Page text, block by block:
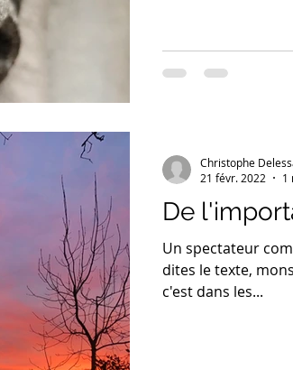
De
Un spectateur
dites le texte,
c'est dans les...
Christophe
21 févr. 2022
1